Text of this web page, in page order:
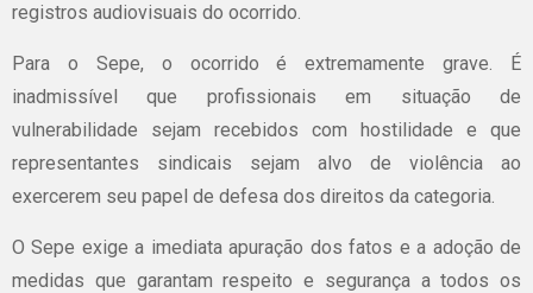
registros audiovisuais do ocorrido.
Para o Sepe, o ocorrido é extremamente grave. É
inadmissível que profissionais em situação de
vulnerabilidade sejam recebidos com hostilidade e que
representantes sindicais sejam alvo de violência ao
exercerem seu papel de defesa dos direitos da categoria.
O Sepe exige a imediata apuração dos fatos e a adoção de
medidas que garantam respeito e segurança a todos os